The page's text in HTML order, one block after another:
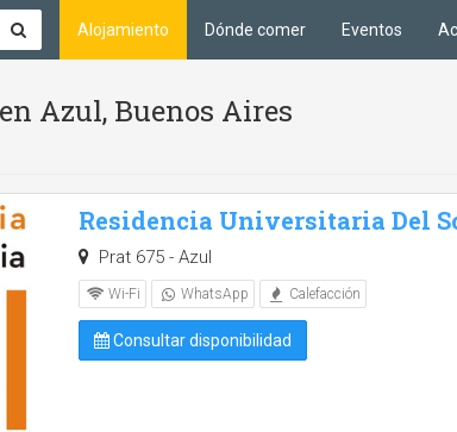
Alojamiento Dónde comer Eventos
Azul, Buenos Aires
Residencia Universitaria Del
Prat 675 - Azul
Wi-Fi WhatsApp Calefacción
Consultar disponibilidad